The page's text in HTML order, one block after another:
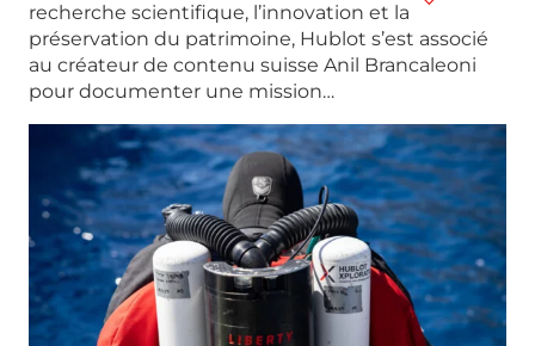
recherche scientifique, l’innovation et la
préservation du patrimoine, Hublot s’est associé
au créateur de contenu suisse Anil Brancaleoni
pour documenter une mission…